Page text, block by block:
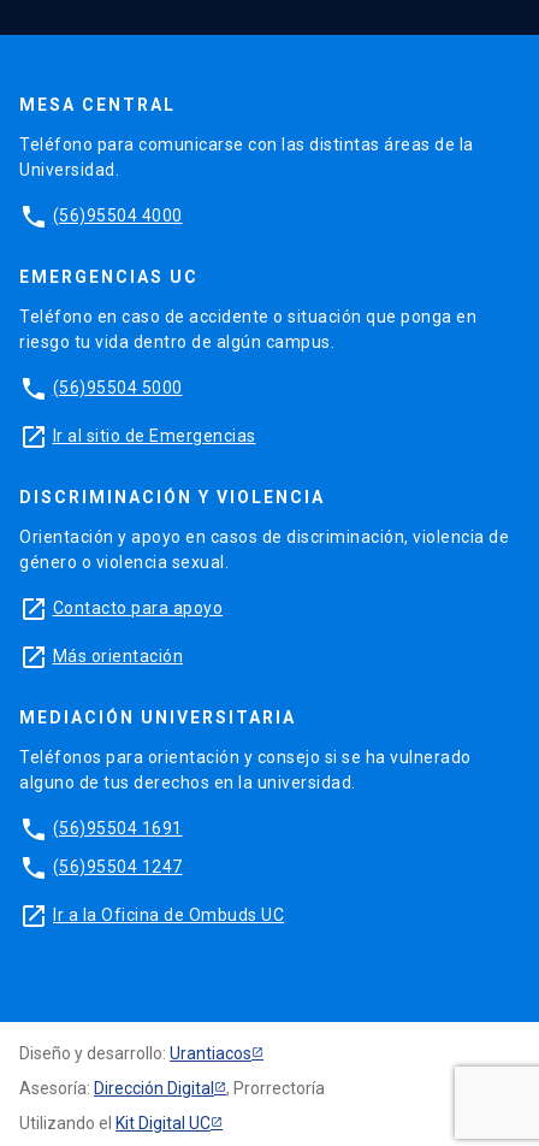
MESA CENTRAL
Teléfono para comunicarse con las distintas áreas de la
Universidad.
phone (56)95504 4000
EMERGENCIAS UC
Teléfono en caso de accidente o situación que ponga en
riesgo tu vida dentro de algún campus.
phone (56)95504 5000
launch Ir al sitio de Emergencias
DISCRIMINACIÓN Y VIOLENCIA
Orientación y apoyo en casos de discriminación, violencia de
género o violencia sexual.
launch Contacto para apoyo
launch Más orientación
MEDIACIÓN UNIVERSITARIA
Teléfonos para orientación y consejo si se ha vulnerado
alguno de tus derechos en la universidad.
phone (56)95504 1691
phone (56)95504 1247
launch Ir a la Oficina de Ombuds UC
Diseño y desarrollo: Urantiacos
Asesoría: Dirección Digital
, Prorrectoría
Utilizando el Kit Digital UC